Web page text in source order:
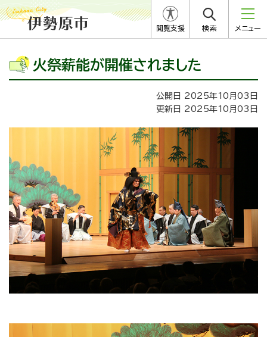
閲覧支援 検索 メニュー
火祭薪能が開催されました
公開日 2025年10月03日
更新日 2025年10月03日